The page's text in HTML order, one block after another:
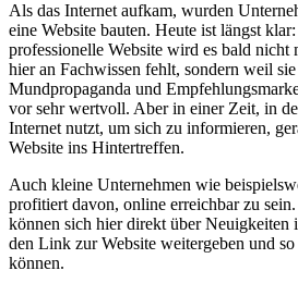
Als das Internet aufkam, wurden
eine Website bauten. Heute ist längst
professionelle Website wird es bald nicht
hier an Fachwissen fehlt, sondern weil
Mundpropaganda und
vor sehr wertvoll. Aber in einer Zeit, in
Internet nutzt, um sich zu informieren,
Website ins Hintertreffen.
Auch kleine Unternehmen wie
profitiert davon, online erreichbar zu
können sich hier direkt über Neuigkeiten
den Link zur Website weitergeben und
können.